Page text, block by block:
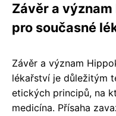
Závěr a
pro současné
Závěr a význam
lékařství je důležitým
etických principů, na
medicína. Přísaha